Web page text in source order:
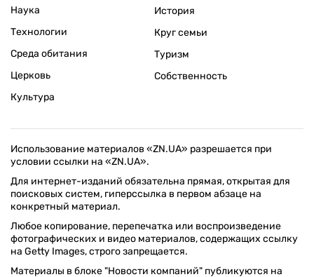
Наука
Технологии
Среда обитания
Церковь
Культура
История
Круг семьи
Туризм
Собственность
Использование материалов «ZN.UA» разрешается при
условии ссылки на «ZN.UA».
Для интернет-изданий обязательна прямая, открытая для
поисковых систем, гиперссылка в первом абзаце на
конкретный материал.
Любое копирование, перепечатка или воспроизведение
фотографических и видео материалов, содержащих ссылку
на Getty Images, строго запрещается.
Материалы в блоке "Новости компаний" публикуются на